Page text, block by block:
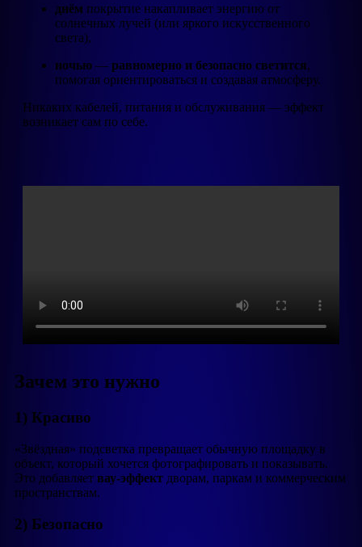
днём покрытие накапливает энергию от
солнечных лучей (или яркого искусственного
света),
ночью — равномерно и безопасно светится,
помогая ориентироваться и создавая атмосферу.
Никаких кабелей, питания и обслуживания — эффект
возникает сам по себе.
Зачем это нужно
1) Красиво
«Звёздная» подсветка превращает обычную площадку в
объект, который хочется фотографировать и показывать.
Это добавляет вау-эффект дворам, паркам и коммерческим
пространствам.
2) Безопасно